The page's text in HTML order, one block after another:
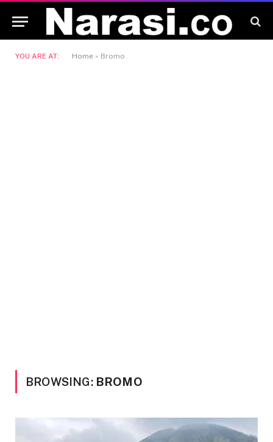
YOU ARE AT: Home » Bromo
BROWSING: BROMO